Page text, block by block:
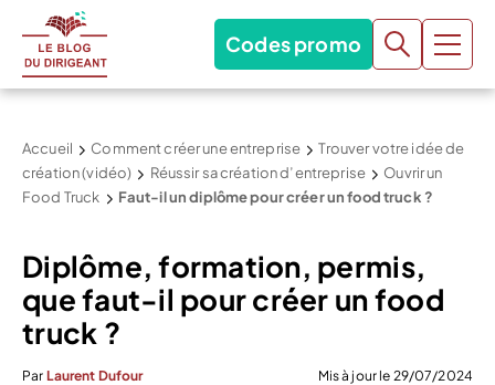
Codes promo
Accueil Comment créer une entreprise
Trouver votre idée de
création (vidéo)
Réussir sa création d’entreprise
Ouvrir un
Food Truck
Faut-il un diplôme pour créer un food truck ?
Diplôme, formation, permis,
que faut-il pour créer un food
truck ?
Par Laurent Dufour
Mis à jour le 29/07/2024